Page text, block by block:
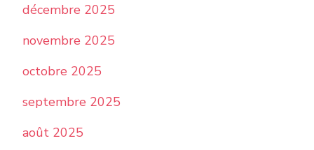
décembre 2025
novembre 2025
octobre 2025
septembre 2025
août 2025